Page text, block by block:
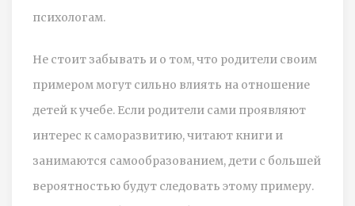
психологам.
Не стоит забывать и о том, что родители своим
примером могут сильно влиять на отношение
детей к учебе. Если родители сами проявляют
интерес к саморазвитию, читают книги и
занимаются самообразованием, дети с большей
вероятностью будут следовать этому примеру.